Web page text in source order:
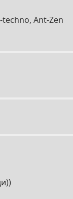
Ant-Zen